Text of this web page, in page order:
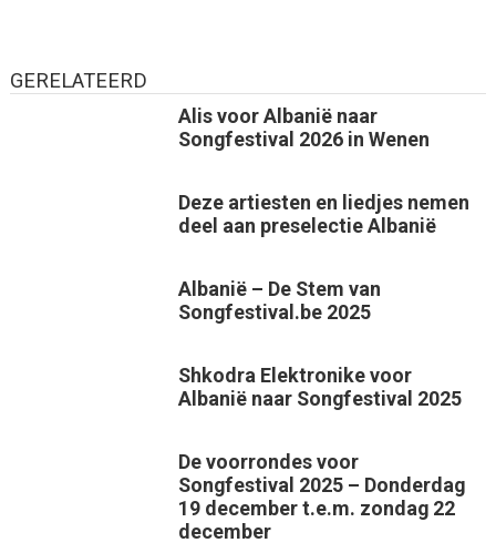
GERELATEERD
Alis voor Albanië naar
Songfestival 2026 in Wenen
Deze artiesten en liedjes nemen
deel aan preselectie Albanië
Albanië – De Stem van
Songfestival.be 2025
Shkodra Elektronike voor
Albanië naar Songfestival 2025
De voorrondes voor
Songfestival 2025 – Donderdag
19 december t.e.m. zondag 22
december